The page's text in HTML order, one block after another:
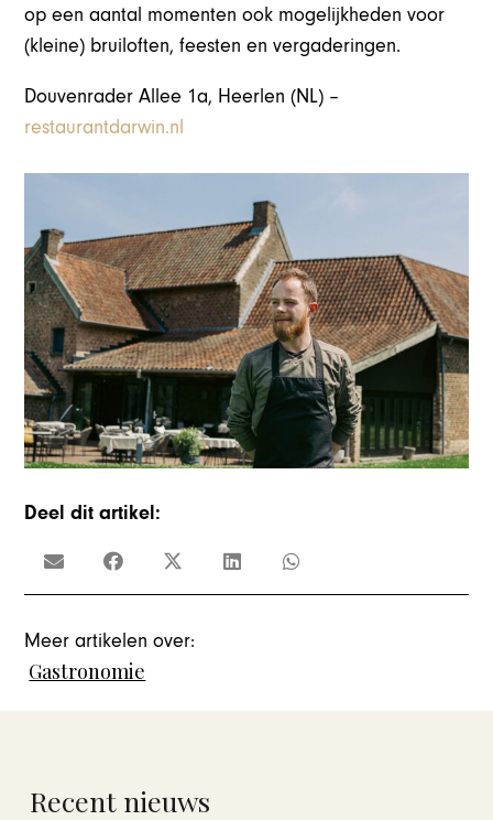
op een aantal momenten ook mogelijkheden voor
(kleine) bruiloften, feesten en vergaderingen.
Douvenrader Allee 1a, Heerlen (NL) –
restaurantdarwin.nl
Deel dit artikel:
Meer artikelen over:
Gastronomie
Recent nieuws